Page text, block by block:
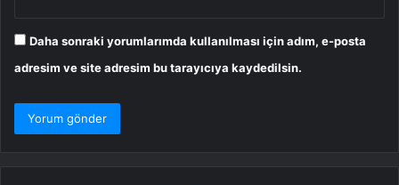
Daha sonraki yorumlarımda kullanılması için adım, e-posta
adresim ve site adresim bu tarayıcıya kaydedilsin.